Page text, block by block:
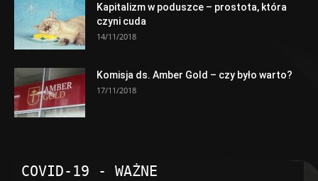
Kapitalizm w poduszce – prostota, która
czyni cuda
14/11/2018
Komisja ds. Amber Gold – czy było warto?
17/11/2018
COVID-19 - WAŻNE